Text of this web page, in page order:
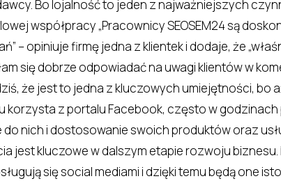
Bo lojalność to jeden z najważniejszych
współpracy „Pracownicy SEOSEM24 są
– opiniuje firmę jedna z klientek i dodaje, że
się dobrze odpowiadać na uwagi klientów w
że jest to jedna z kluczowych umiejętności, bo
korzysta z portalu Facebook, często w
nich i dostosowanie swoich produktów oraz
jest kluczowe w dalszym etapie rozwoju
się social mediami i dzięki temu będą one